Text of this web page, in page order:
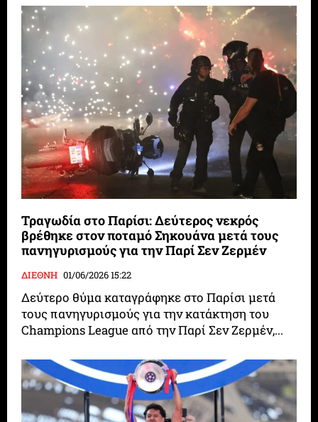
Τραγωδία στο Παρίσι: Δεύτερος νεκρός
βρέθηκε στον ποταμό Σηκουάνα μετά τους
πανηγυρισμούς για την Παρί Σεν Ζερμέν
ΔΙΕΘΝΗ 01/06/2026 15:22
Δεύτερο θύμα καταγράφηκε στο Παρίσι μετά
τους πανηγυρισμούς για την κατάκτηση του
Champions League από την Παρί Σεν Ζερμέν,...